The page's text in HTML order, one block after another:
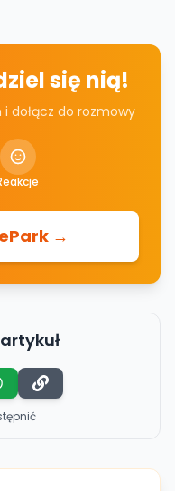
się nią!
dołącz do rozmowy
→